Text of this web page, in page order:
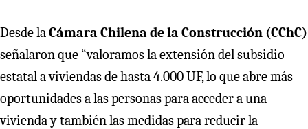
Desde laCámara Chilena de la Construcción (CChC)
señalaron que “valoramos la extensión del subsidio
estatal a viviendas de hasta 4.000 UF, lo que abre más
oportunidades a las personas para acceder a una
vivienda y también las medidas para reducir la